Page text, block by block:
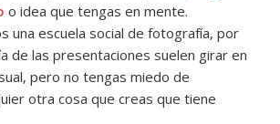
o idea que tengas en mente.
una escuela social de fotografía, por
de las presentaciones suelen girar en
pero no tengas miedo de
otra cosa que creas que tiene